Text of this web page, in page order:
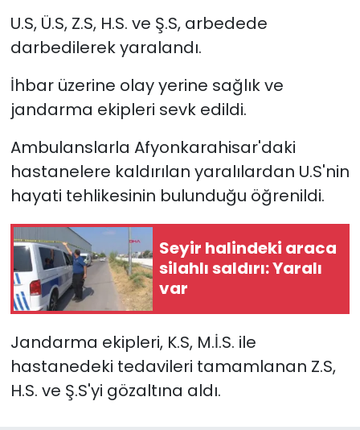
U.S, Ü.S, Z.S, H.S. ve Ş.S, arbedede
darbedilerek yaralandı.
İhbar üzerine olay yerine sağlık ve
jandarma ekipleri sevk edildi.
Ambulanslarla Afyonkarahisar'daki
hastanelere kaldırılan yaralılardan U.S'nin
hayati tehlikesinin bulunduğu öğrenildi.
Seyir halindeki araca
silahlı saldırı: Yaralı
var
Jandarma ekipleri, K.S, M.İ.S. ile
hastanedeki tedavileri tamamlanan Z.S,
H.S. ve Ş.S'yi gözaltına aldı.
YEREL YÖNETİMLER